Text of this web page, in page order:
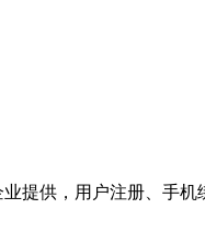
提供，用户注册、手